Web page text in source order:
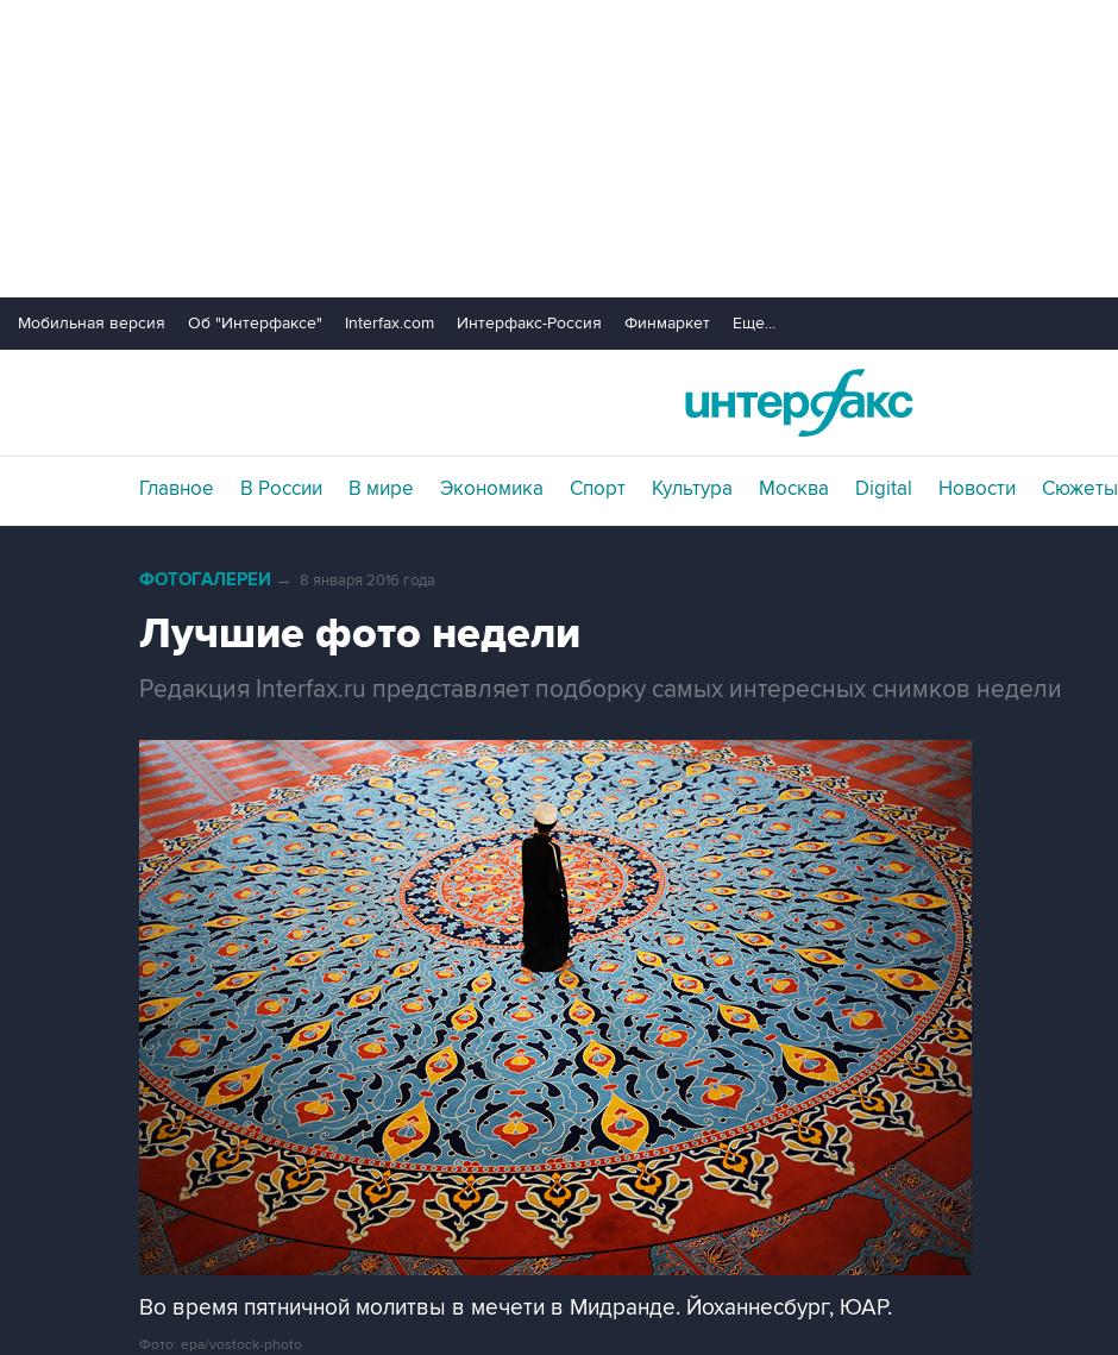
Мобильная версия Об "Интерфаксе" Interfax.com Интерфакс-Россия Финмаркет Еще...
Главное В России В мире Экономика Спорт Культура Москва Digital Новости Сюжеты
ФОТОГАЛЕРЕИ → 8 января 2016 года
Лучшие фото недели
Редакция Interfax.ru представляет подборку самых интересных снимков недели
Во время пятничной молитвы в мечети в Мидранде. Йоханнесбург, ЮАР.
Фото: epa/vostock-photo